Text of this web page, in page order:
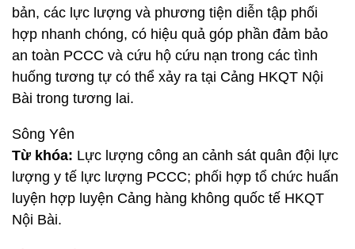
bản, các lực lượng và phương tiện diễn tập phối
hợp nhanh chóng, có hiệu quả góp phần đảm bảo
an toàn PCCC và cứu hộ cứu nạn trong các tình
huống tương tự có thể xảy ra tại Cảng HKQT Nội
Bài trong tương lai.
Sông Yên
Từ khóa: Lực lượng công an cảnh sát quân đội lực
lượng y tế lực lượng PCCC; phối hợp tổ chức huấn
luyện hợp luyện Cảng hàng không quốc tế HKQT
Nội Bài.